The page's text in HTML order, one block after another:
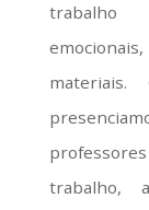
trabalho
materiais.
trabalho,